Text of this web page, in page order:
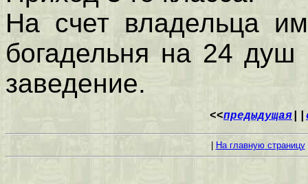
На счет владельца
богадельня на 24
заведение.
<<предыдущая
На главную страницу